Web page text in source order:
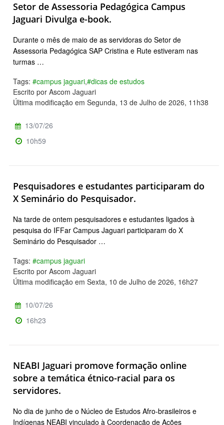
Setor de Assessoria Pedagógica Campus
Jaguari Divulga e-book.
Durante o mês de maio de as servidoras do Setor de
Assessoria Pedagógica SAP Cristina e Rute estiveram nas
turmas …
Tags: #campus jaguari,#dicas de estudos
Escrito por Ascom Jaguari
Última modificação em Segunda, 13 de Julho de 2026, 11h38
13/07/26
10h59
Pesquisadores e estudantes participaram do
X Seminário do Pesquisador.
Na tarde de ontem pesquisadores e estudantes ligados à
pesquisa do IFFar Campus Jaguari participaram do X
Seminário do Pesquisador …
Tags: #campus jaguari
Escrito por Ascom Jaguari
Última modificação em Sexta, 10 de Julho de 2026, 16h27
10/07/26
16h23
NEABI Jaguari promove formação online
sobre a temática étnico-racial para os
servidores.
No dia de junho de o Núcleo de Estudos Afro-brasileiros e
Indígenas NEABI vinculado à Coordenação de Ações